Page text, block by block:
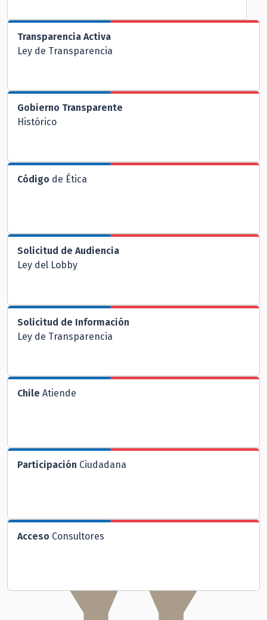
Transparencia Activa
Ley de Transparencia
Gobierno Transparente
Histórico
Código de Ética
Solicitud de Audiencia
Ley del Lobby
Solicitud de Información
Ley de Transparencia
Chile Atiende
Participación Ciudadana
Acceso Consultores